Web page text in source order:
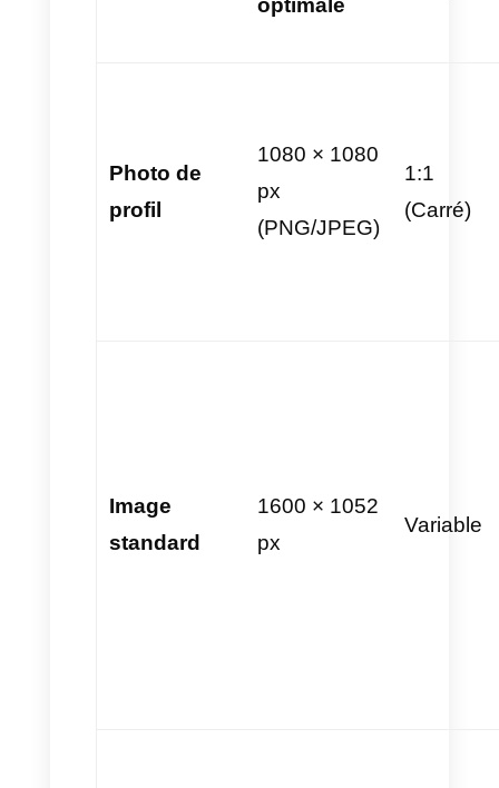
messages de conseil brefs ou
automatiquement dans le
chat, transmettant naturel et
favorisent la mémorisation de
la marque et peuvent être